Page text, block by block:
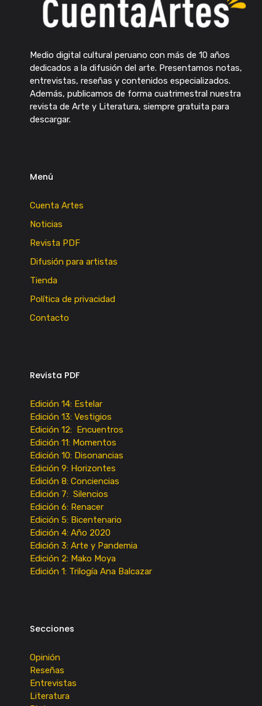
Medio digital cultural peruano con más de 10 años
dedicados a la difusión del arte. Presentamos notas,
entrevistas, reseñas y contenidos especializados.
Además, publicamos de forma cuatrimestral nuestra
revista de Arte y Literatura, siempre gratuita para
descargar.
Menú
Cuenta Artes
Noticias
Revista PDF
Difusión para artistas
Tienda
Política de privacidad
Contacto
Revista PDF
Edición 14: Estelar
Edición 13: Vestigios
Edición 12: Encuentros
Edición 11: Momentos
Edición 10: Disonancias
Edición 9: Horizontes
Edición 8: Conciencias
Edición 7: Silencios
Edición 6: Renacer
Edición 5: Bicentenario
Edición 4: Año 2020
Edición 3: Arte y Pandemia
Edición 2: Mako Moya
Edición 1: Trilogía Ana Balcazar
Secciones
Opinión
Reseñas
Entrevistas
Literatura